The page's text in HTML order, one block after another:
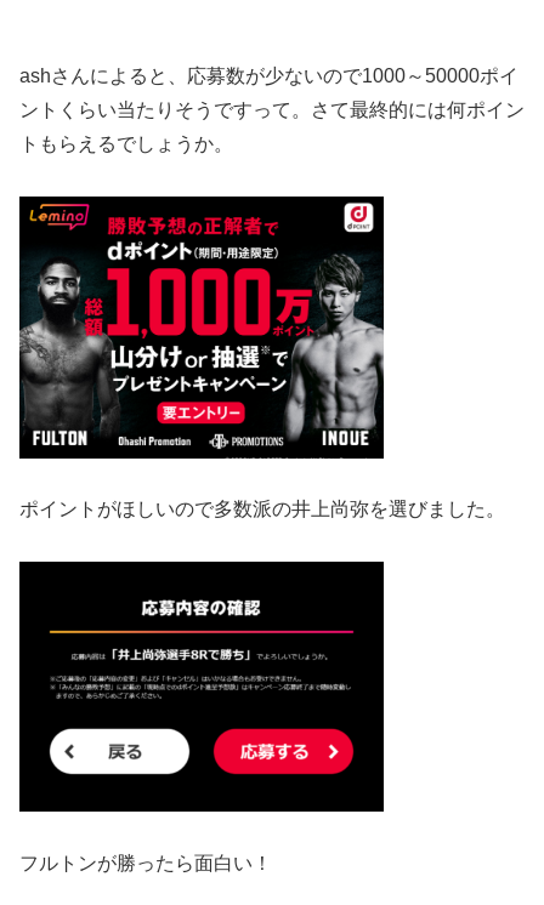
ashさんによると、応募数が少ないので1000～50000ポイ
ントくらい当たりそうですって。さて最終的には何ポイン
トもらえるでしょうか。
ポイントがほしいので多数派の井上尚弥を選びました。
フルトンが勝ったら面白い！